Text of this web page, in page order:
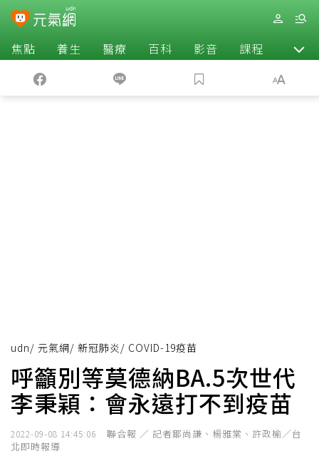
焦點 養生 醫療 百科 影音 課程 退休
udn/ 元氣網/ 新冠肺炎 / COVID-19疫苗
呼籲別等莫德納BA.5次世代
李秉穎：會永遠打不到疫苗
2022-09-08 14:45:06
聯合報 ／ 記者鄒尚謙、楊雅棠、許政榆／台
北即時報導